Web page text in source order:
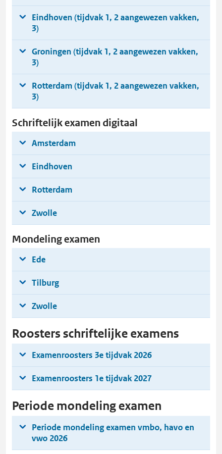
Eindhoven (tijdvak 1, 2 aangewezen vakken,
3)
Groningen (tijdvak 1, 2 aangewezen vakken,
3)
Rotterdam (tijdvak 1, 2 aangewezen vakken,
3)
Schriftelijk examen digitaal
Amsterdam
Eindhoven
Rotterdam
Zwolle
Mondeling examen
Ede
Tilburg
Zwolle
Roosters schriftelijke examens
Examenroosters 3e tijdvak 2026
Examenroosters 1e tijdvak 2027
Periode mondeling examen
Periode mondeling examen vmbo, havo en
vwo 2026